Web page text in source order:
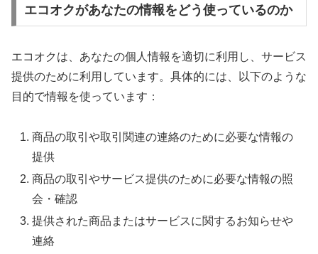
エコオクがあなたの情報をどう使っているのか
エコオクは、あなたの個人情報を適切に利用し、サービス
提供のために利用しています。具体的には、以下のような
目的で情報を使っています：
商品の取引や取引関連の連絡のために必要な情報の
提供
商品の取引やサービス提供のために必要な情報の照
会・確認
提供された商品またはサービスに関するお知らせや
連絡